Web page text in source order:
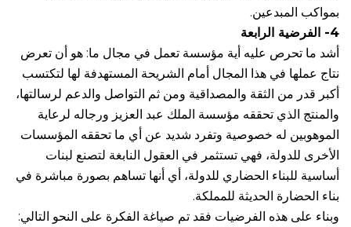
بمواكب المبدعين.
4- الفرضية الرابعة
أشد ما تحرص عليه أية مؤسسة تعمل في مجال ما: هو أن تعرض
نتاج عملها في هذا المجال أمام الشريحة المستهدفة لها لتكتسب
أكبر قدر من الثقة والمصداقية ومن ثم التواصل والدعم لرسالتها،
والمنتج الذي تحققه مؤسسة الملك عبد العزيز ورجاله لرعاية
الموهوبين له خصوصية وتفرد شديد عن أي ما تحققه المؤسسات
الأخرى للدولة، فهي تستثمر في العقول النابغة لتصنع لبنات
أساسية للبناء الحضاري للدولة، أي أنها تساهم بصورة مباشرة في
بناء الحضارة الحديثة للمملكة.
وبناء على هذه الفرضيات فقد تم صياغة الفكرة على النحو التالي: